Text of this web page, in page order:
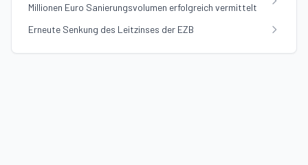
Millionen Euro Sanierungsvolumen erfolgreich vermittelt
Erneute Senkung des Leitzinses der EZB